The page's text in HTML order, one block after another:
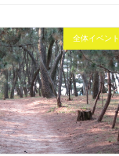
全体イベント